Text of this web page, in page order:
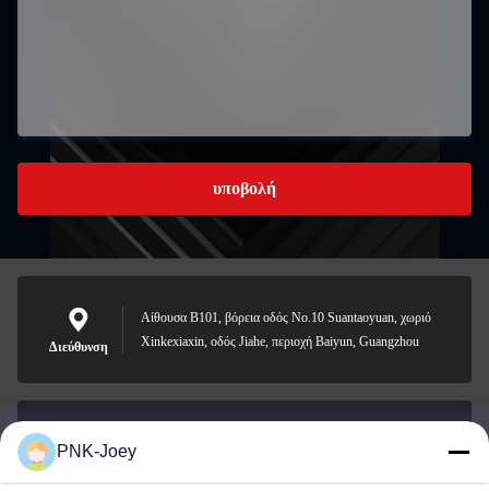
υποβολή
Διεύθυνση
Αίθουσα B101, βόρεια οδός No.10 Suantaoyuan, χωριό
Xinkexiaxin, οδός Jiahe, περιοχή Baiyun, Guangzhou
Ηλεκτρονικό
PNK-Joey